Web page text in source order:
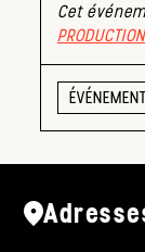
Cet